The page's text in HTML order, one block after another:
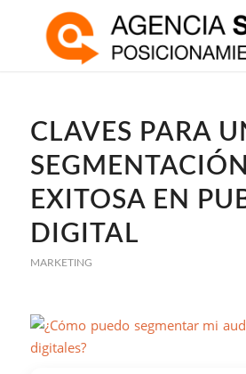
CLAVES PARA
SEGMENTACIÓN
EXITOSA EN
DIGITAL
MARKETING